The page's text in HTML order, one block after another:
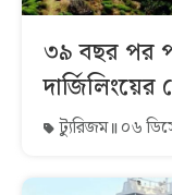
৩৯ বছর পর
দার্জিলিংয়ের
ট্যুরিজম ০৬